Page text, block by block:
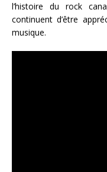
l’histoire du rock
continuent d’être
musique.